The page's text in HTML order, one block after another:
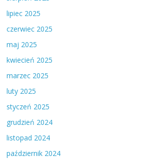
lipiec 2025
czerwiec 2025
maj 2025
kwiecień 2025
marzec 2025
luty 2025
styczeń 2025
grudzień 2024
listopad 2024
październik 2024